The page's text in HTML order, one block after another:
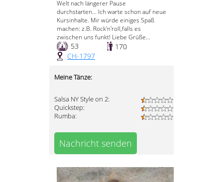
Welt nach längerer Pause
durchstarten... Ich warte schon auf neue
Kursinhalte. Mir würde einiges Spaß
machen: z.B. Rock'n'roll,falls es
zwischen uns funkt! Liebe Grüße...
53
170
CH-1797
Meine Tänze:
Salsa NY Style on 2:
Quickstep:
Rumba:
Nachricht senden